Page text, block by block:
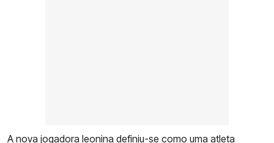
A nova jogadora leonina definiu-se como uma atleta